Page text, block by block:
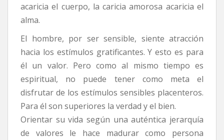
acaricia el cuerpo, la caricia amorosa acaricia el
alma.
El hombre, por ser sensible, siente atracción
hacia los estímulos gratificantes. Y esto es para
él un valor. Pero como al mismo tiempo es
espiritual, no puede tener como meta el
disfrutar de los estímulos sensibles placenteros.
Para él son superiores la verdad y el bien.
Orientar su vida según una auténtica jerarquía
de valores le hace madurar como persona